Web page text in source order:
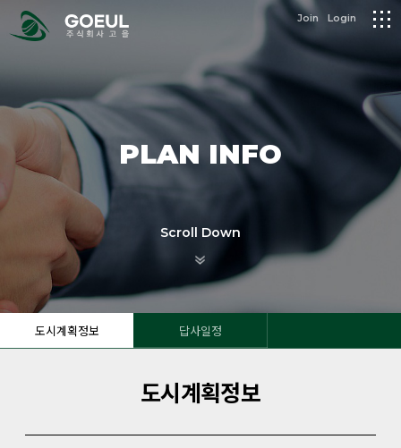
logo Join Login
PLAN INFO
Scroll Down
도시계획정보 답사일정
도시계획정보